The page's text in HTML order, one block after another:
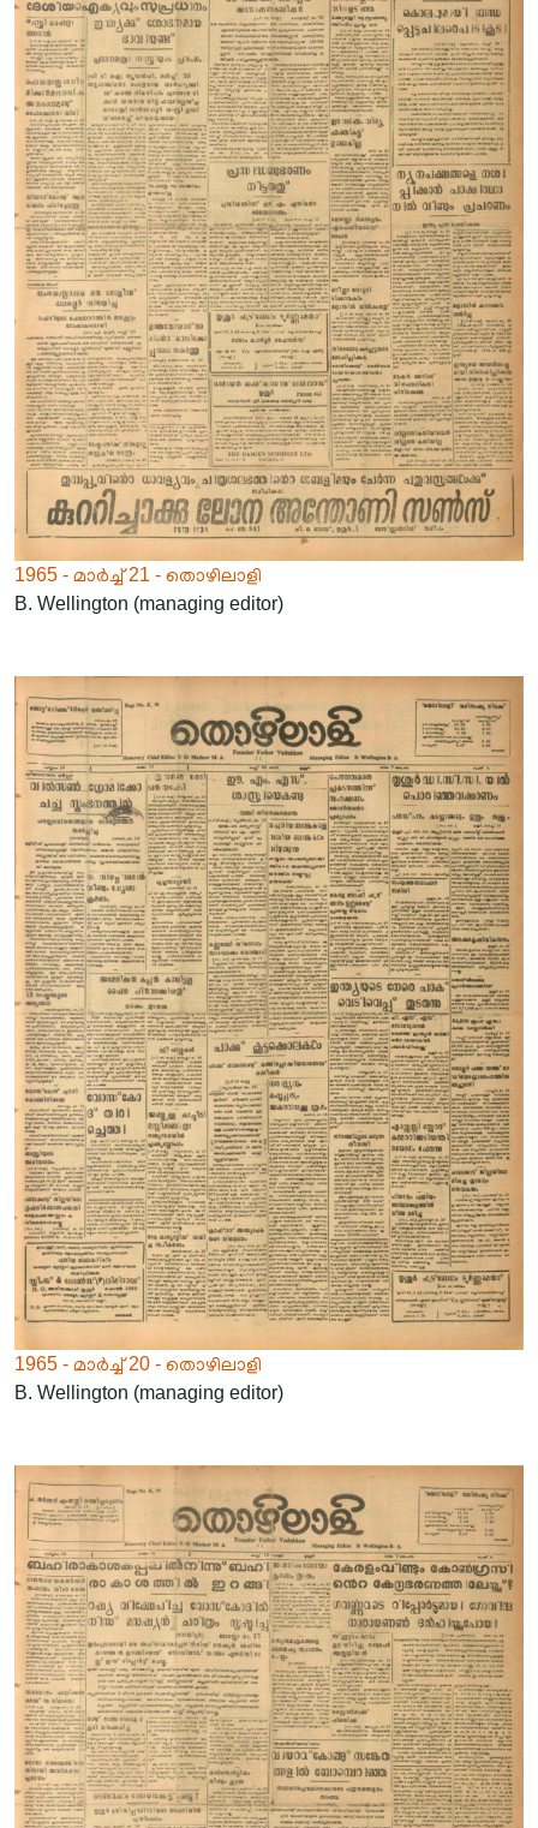
1965 - മാർച്ച് 21 - തൊഴിലാളി
B. Wellington (managing editor)
1965 - മാർച്ച് 20 - തൊഴിലാളി
B. Wellington (managing editor)